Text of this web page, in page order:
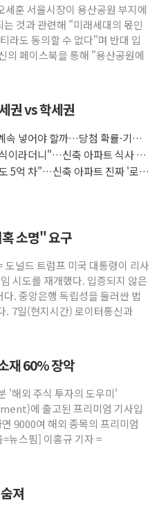
훈 서울시장이 용산공원 부지에
것과 관련해 "미래세대의 몫인
라도 동의할 수 없다"며 반대 입
의 페이스북을 통해 "용산공원에
권 vs 학세권
속 넣어야 할까…당첨 확률·기회
이라더니"…신축 아파트 식사 서
5억 차"…신축 아파트 진짜 '로얄
소명" 요구
널드 트럼프 미국 대통령이 리사
시도를 재개했다. 입증되지 않은
. 중앙은행 독립성을 둘러싼 법
. 7일(현지시간) 로이터통신과
재 60% 장악
'해외 주식 투자의 도우미'
에 출고된 프리미엄 기사입
9000여 해외 종목의 프리미엄
뉴스핌] 이홍규 기자 =
져